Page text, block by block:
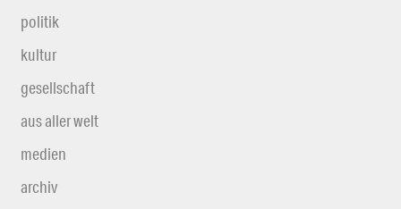
politik
kultur
gesellschaft
aus aller welt
medien
archiv